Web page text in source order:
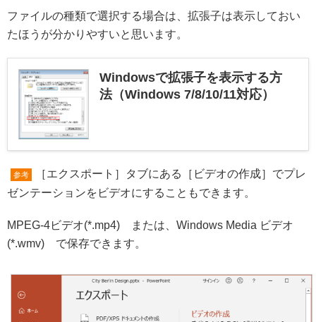
ファイルの種類で選択する場合は、拡張子は表示しておい
たほうが分かりやすいと思います。
Windowsで拡張子を表示する方
法（Windows 7/8/10/11対応）
参考
［エクスポート］タブにある［ビデオの作成］でプレ
ゼンテーションをビデオにすることもできます。
MPEG-4ビデオ(*.mp4) または、Windows Media ビデオ
(*.wmv) で保存できます。